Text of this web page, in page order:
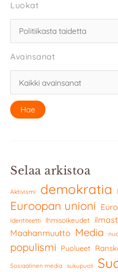
Luokat
Avainsanat
Selaa arkistoa
Aktivismi demokratia
Euroopan unioni
Identiteetti Ihmisoikeudet
Maahanmuutto Media
populismi Puolueet
Sosiaalinen media sukupuoli